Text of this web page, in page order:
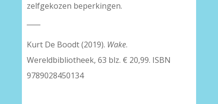
zelfgekozen beperkingen.
Kurt De Boodt (2019). Wake.
Wereldbibliotheek, 63 blz. € 20,99. ISBN
9789028450134